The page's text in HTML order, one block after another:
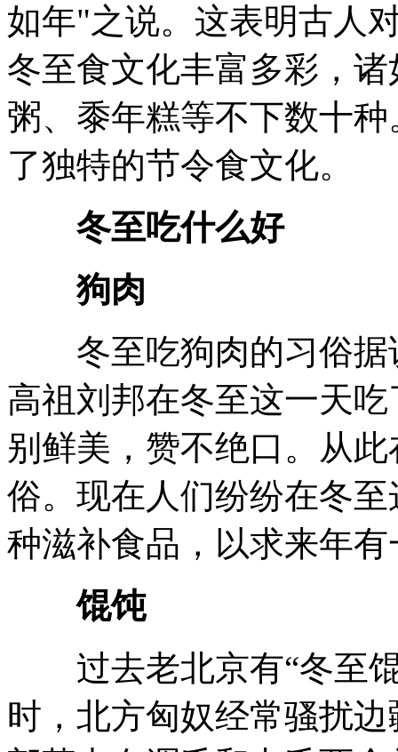
如年"之说。这表明古人
冬至食文化丰富多彩，
粥、黍年糕等不下数十
了独特的节令食文化。
冬至吃什么好
狗肉
冬至吃狗肉的习俗据
高祖刘邦在冬至这一天
别鲜美，赞不绝口。从
俗。现在人们纷纷在冬
种滋补食品，以求来年
馄饨
过去老北京有“冬至馄
时，北方匈奴经常骚扰